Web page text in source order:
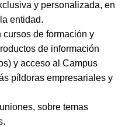
y personalizada, en
entidad.
cursos de formación y
de información
y acceso al Campus
píldoras empresariales y
sobre temas